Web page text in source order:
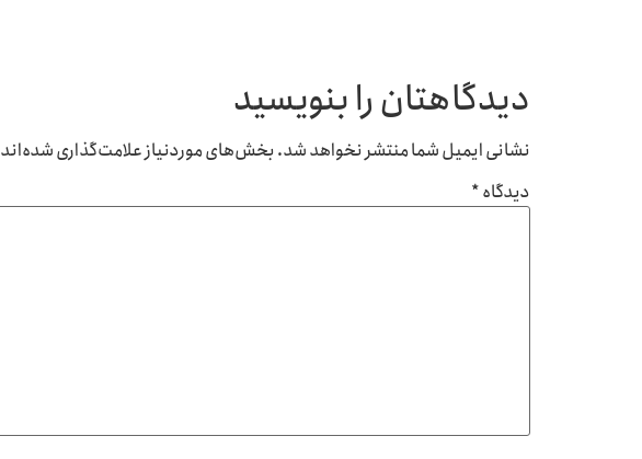
دیدگاهتان را بنویسید
نشانی ایمیل شما منتشر نخواهد شد.بخش‌های موردنیاز علامت‌گذاری شده‌اند
دیدگاه*